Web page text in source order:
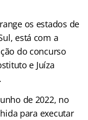
os estados de
está com a
do concurso
e Juíza
de 2022, no
para executar